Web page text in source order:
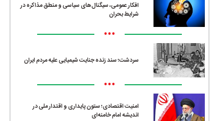
افکار عمومی، سیگنال‌های سیاسی و منطق مذاکره در
شرایط بحران
•••
سردشت؛ سند زنده جنایت شیمیایی علیه مردم ایران
•••
امنیت اقتصادی؛ ستون پایداری و اقتدار ملی در
اندیشه امام خامنه‌ای